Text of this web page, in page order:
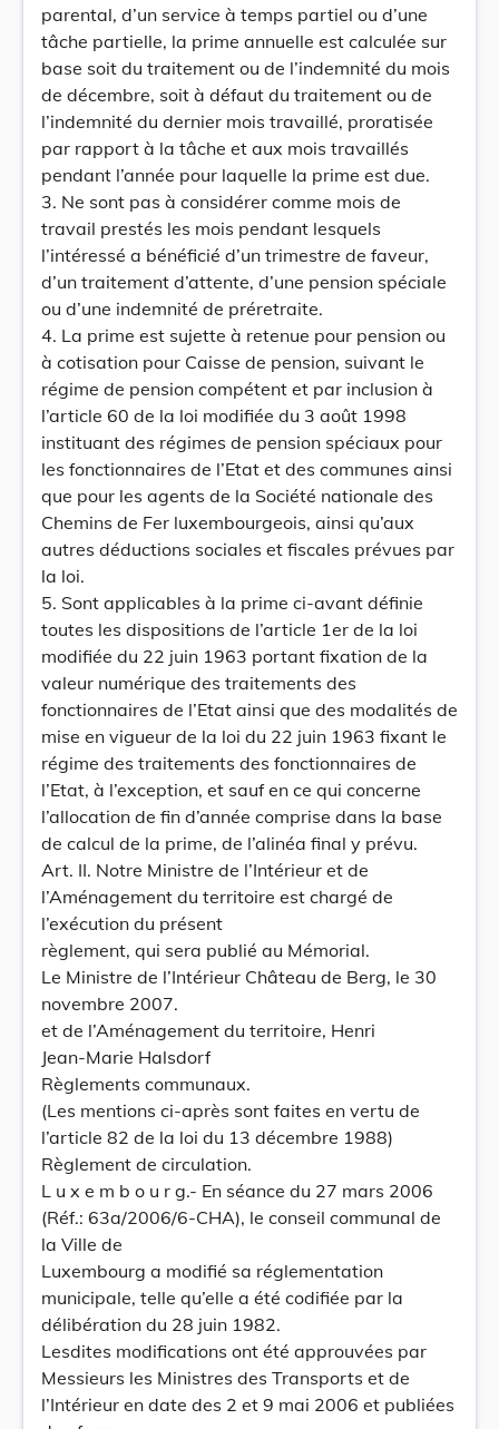
parental, d’un service à temps partiel ou d’une
tâche partielle, la prime annuelle est calculée sur
base soit du traitement ou de l’indemnité du mois
de décembre, soit à défaut du traitement ou de
l’indemnité du dernier mois travaillé, proratisée
par rapport à la tâche et aux mois travaillés
pendant l’année pour laquelle la prime est due.
3. Ne sont pas à considérer comme mois de
travail prestés les mois pendant lesquels
l’intéressé a bénéficié d’un trimestre de faveur,
d’un traitement d’attente, d’une pension spéciale
ou d’une indemnité de préretraite.
4. La prime est sujette à retenue pour pension ou
à cotisation pour Caisse de pension, suivant le
régime de pension compétent et par inclusion à
l’article 60 de la loi modifiée du 3 août 1998
instituant des régimes de pension spéciaux pour
les fonctionnaires de l’Etat et des communes ainsi
que pour les agents de la Société nationale des
Chemins de Fer luxembourgeois, ainsi qu’aux
autres déductions sociales et fiscales prévues par
la loi.
5. Sont applicables à la prime ci-avant définie
toutes les dispositions de l’article 1er de la loi
modifiée du 22 juin 1963 portant fixation de la
valeur numérique des traitements des
fonctionnaires de l’Etat ainsi que des modalités de
mise en vigueur de la loi du 22 juin 1963 fixant le
régime des traitements des fonctionnaires de
l’Etat, à l’exception, et sauf en ce qui concerne
l’allocation de fin d’année comprise dans la base
de calcul de la prime, de l’alinéa final y prévu.
Art. II. Notre Ministre de l’Intérieur et de
l’Aménagement du territoire est chargé de
l’exécution du présent
règlement, qui sera publié au Mémorial.
Le Ministre de l’Intérieur Château de Berg, le 30
novembre 2007.
et de l’Aménagement du territoire, Henri
Jean-Marie Halsdorf
Règlements communaux.
(Les mentions ci-après sont faites en vertu de
l’article 82 de la loi du 13 décembre 1988)
Règlement de circulation.
L u x e m b o u r g.- En séance du 27 mars 2006
(Réf.: 63a/2006/6-CHA), le conseil communal de
la Ville de
Luxembourg a modifié sa réglementation
municipale, telle qu’elle a été codifiée par la
délibération du 28 juin 1982.
Lesdites modifications ont été approuvées par
Messieurs les Ministres des Transports et de
l’Intérieur en date des 2 et 9 mai 2006 et publiées